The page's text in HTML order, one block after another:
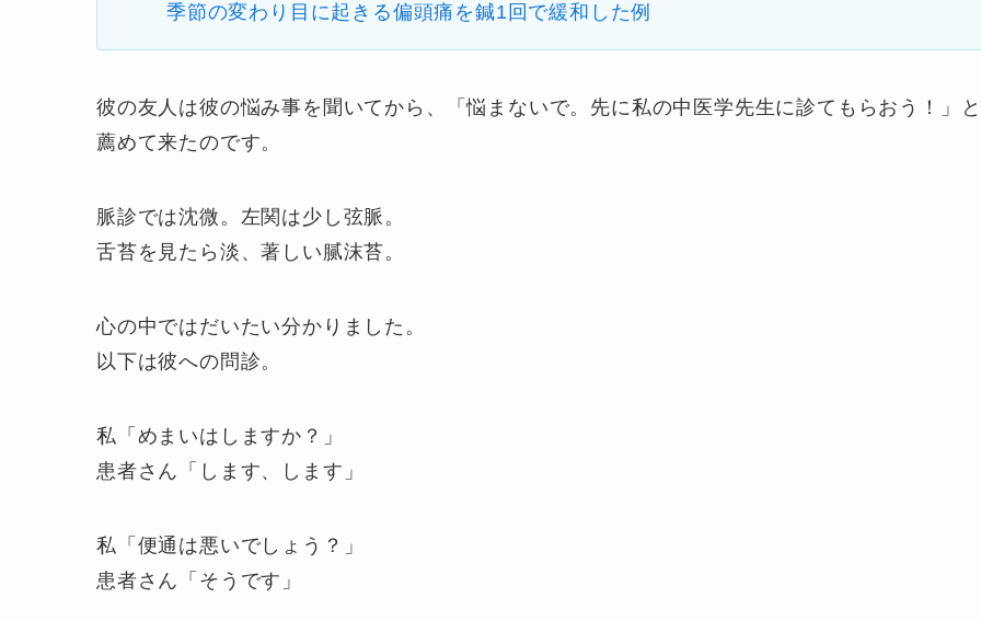
季節の変わり目に起きる偏頭痛を鍼1回で緩和した例
彼の友人は彼の悩み事を聞いてから、「悩まないで。先に私の中医学先生に診てもらおう！」と
薦めて来たのです。
脈診では沈微。左関は少し弦脈。
舌苔を見たら淡、著しい腻沫苔。
心の中ではだいたい分かりました。
以下は彼への問診。
私「めまいはしますか？」
患者さん「します、します」
私「便通は悪いでしょう？」
患者さん「そうです」